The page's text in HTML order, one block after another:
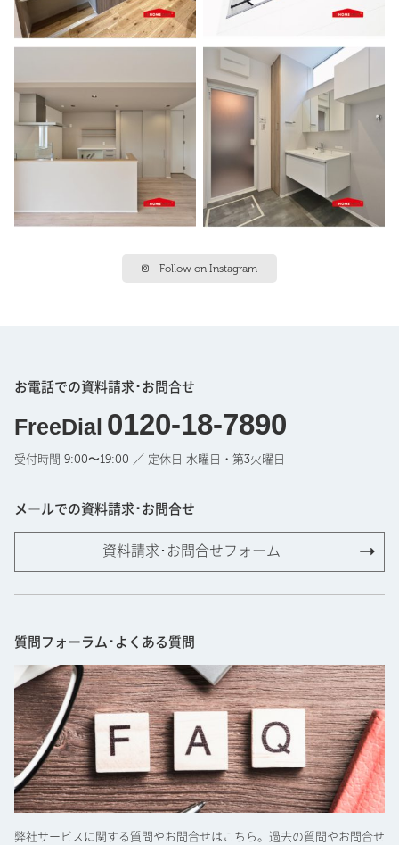
Follow on Instagram
お電話での資料請求･お問合せ
FreeDial 0120-18-7890
受付時間 9:00〜19:00 ／ 定休日 水曜日・第3火曜日
メールでの資料請求･お問合せ
資料請求･お問合せフォーム
質問フォーラム･よくある質問
弊社サービスに関する質問やお問合せはこちら。過去の質問やお問合せ